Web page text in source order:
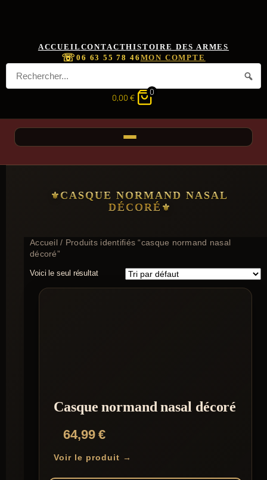
ACCUEIL CONTACTHISTOIRE DES ARMES
☏06 63 55 78 46 MON COMPTE
0,00 €
0
CASQUE NORMAND NASAL
DÉCORÉ
Accueil/ Produits identifiés “casque normand nasal
décoré”
Voici le seul résultat
Casque normand nasal décoré
64,99€
Voir le produit →